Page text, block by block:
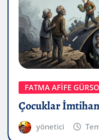
FATMA AFİFE
Çocuklar
yönetici